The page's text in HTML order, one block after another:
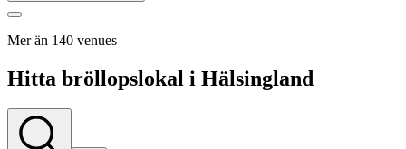
Mer än 140 venues
Hitta bröllopslokal i Hälsingland